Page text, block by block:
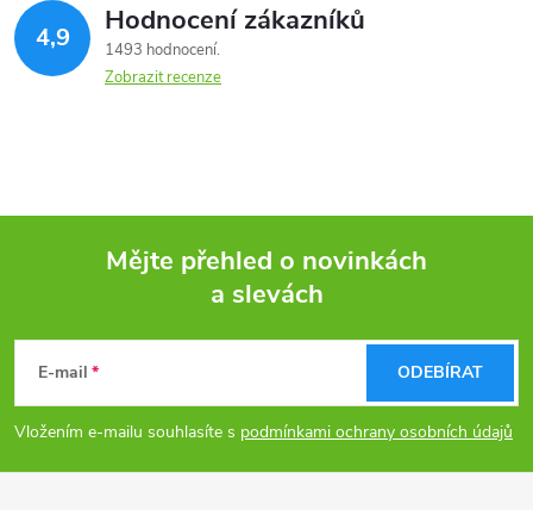
4,9 Hodnocení zákazníků
1493 hodnocení
Zobrazit recenze
p
a
Mějte přehled o novinkách
a slevách
E-mail
Vložením e-mailu souhlasíte s podmínkami ochrany osobních údajů
ODEBÍRAT